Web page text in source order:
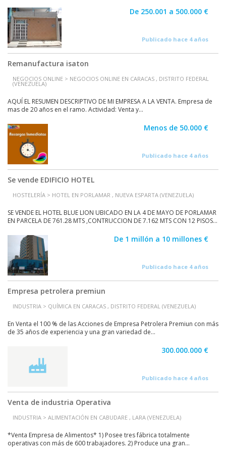
De 250.001 a 500.000 €
Publicado hace 4 años
Remanufactura isaton
NEGOCIOS ONLINE > NEGOCIOS ONLINE EN CARACAS , DISTRITO FEDERAL
(VENEZUELA)
AQUÍ EL RESUMEN DESCRIPTIVO DE MI EMPRESA A LA VENTA. Empresa de
mas de 20 años en el ramo. Actividad: Venta y...
Menos de 50.000 €
Publicado hace 4 años
Se vende EDIFICIO HOTEL
HOSTELERÍA > HOTEL EN PORLAMAR , NUEVA ESPARTA (VENEZUELA)
SE VENDE EL HOTEL BLUE LION UBICADO EN LA 4 DE MAYO DE PORLAMAR
EN PARCELA DE 761.28 MTS ,CONTRUCCION DE 7.162 MTS CON 12 PISOS...
De 1 millón a 10 millones €
Publicado hace 4 años
Empresa petrolera premiun
INDUSTRIA > QUÍMICA EN CARACAS , DISTRITO FEDERAL (VENEZUELA)
En Venta el 100 % de las Acciones de Empresa Petrolera Premiun con más
de 35 años de experiencia y una gran variedad de...
300.000.000 €
Publicado hace 4 años
Venta de industria Operativa
INDUSTRIA > ALIMENTACIÓN EN CABUDARE , LARA (VENEZUELA)
*Venta Empresa de Alimentos* 1) Posee tres fábrica totalmente
operativas con más de 600 trabajadores. 2) Produce una gran...